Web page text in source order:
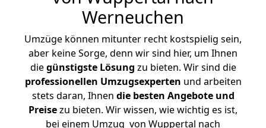
Werneuchen
Umzüge können mitunter recht kostspielig sein,
aber keine Sorge, denn wir sind hier, um Ihnen
diegünstigste Lösung zu bieten. Wir sind die
professionellen Umzugsexperten und arbeiten
stets daran, Ihnen die besten Angebote und
Preisezu bieten. Wir wissen, wie wichtig es ist,
bei einem Umzug von Wuppertal nach